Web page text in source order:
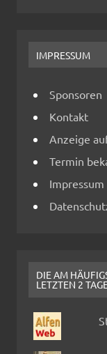
IMPRESSUM
Sponsoren
Kontakt
Anzeige
Termin
Impressum
DIE AM
LETZTEN 2 TAGE